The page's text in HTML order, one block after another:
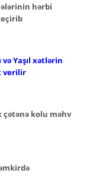
hərbi
və Yaşıl xətlərin
verilir
çətənə kolu məhv